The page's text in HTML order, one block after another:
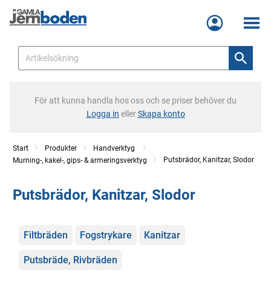
Meny
För att kunna handla hos oss och se priser behöver du
Logga in ellerSkapa konto
Start Produkter
Handverktyg
Murning-, kakel-, gips- & armeringsverktyg
Putsbrädor, Kanitzar, Slodor
Putsbrädor, Kanitzar, Slodor
Kategorier
Filtbräden Fogstrykare Kanitzar
Putsbräde, Rivbräden